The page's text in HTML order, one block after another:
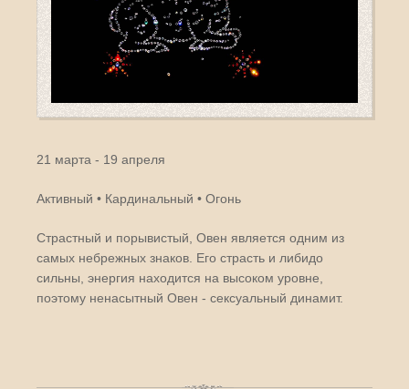
21 марта - 19 апреля
Активный • Кардинальный • Огонь
Страстный и порывистый, Овен является одним из
самых небрежных знаков. Его страсть и либидо
сильны, энергия находится на высоком уровне,
поэтому ненасытный Овен - сексуальный динамит.